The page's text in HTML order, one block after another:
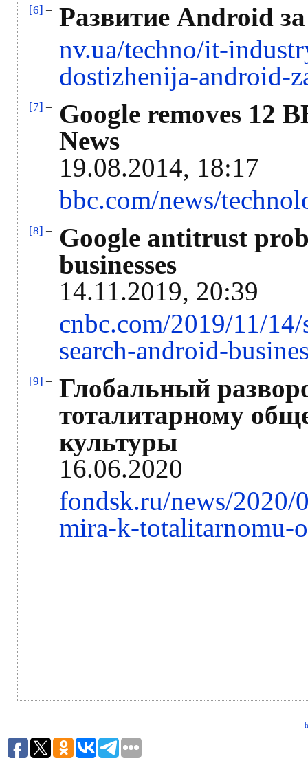
[6] – Развитие Android
nv.ua/techno/it-
dostizhenija-android-
[7] –
Google removes 12
News
19.08.2014, 18:17
bbc.com/news/
[8] –
Google antitrust
businesses
14.11.2019, 20:39
cnbc.com/2019/11/
search-android-
[9] – Глобальный
тоталитарному
культуры
16.06.2020
fondsk.ru/news/
mira-k-totalitarnomu-